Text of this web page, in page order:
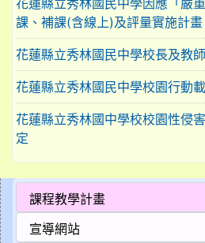
花蓮縣立秀林國民中學因應「嚴
課、補課(含線上)及評量實施計畫
花蓮縣立秀林國民中學校長及教
花蓮縣立秀林國民中學校園行動
花蓮縣立秀林國中學校校園性侵
定